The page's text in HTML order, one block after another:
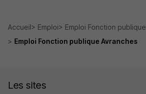
Accueil Emploi
Emploi Fonction publique
Emploi Fonction publique Avranches
Les sites